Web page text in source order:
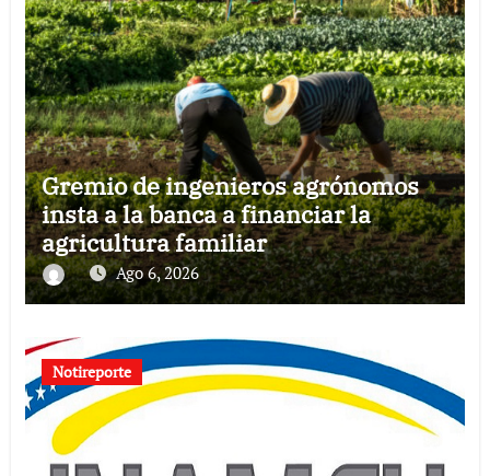
Gremio de ingenieros agrónomos
insta a la banca a financiar la
agricultura familiar
Ago 6, 2026
Notireporte